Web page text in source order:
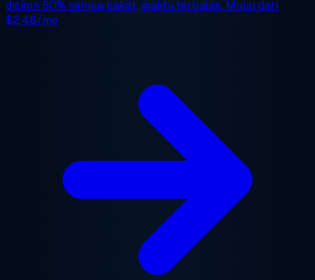
diskon 50% semua paket, waktu terbatas. Mulai dari
$2.48/mo